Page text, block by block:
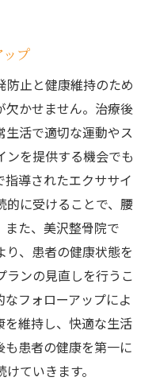
プ
防止と健康維持のため
欠かせません。治療後
生活で適切な運動やス
ンを提供する機会でも
導されたエクササイ
的に受けることで、腰
た、美沢整骨院で
、患者の健康状態を
ランの見直しを行うこ
フォローアップによ
を維持し、快適な生活
も患者の健康を第一に
ていきます。